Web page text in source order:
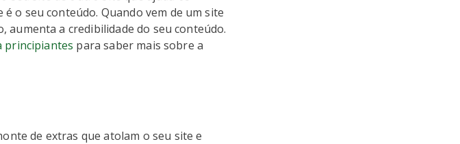
o seu conteúdo. Quando vem de um site
aumenta a credibilidade do seu conteúdo.
principiantes para saber mais sobre a
de extras que atolam o seu site e